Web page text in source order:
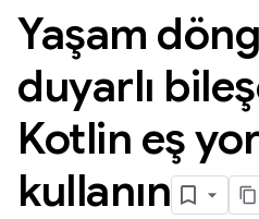
Yaşam
duyarlı
Kotlin eş
kullanın